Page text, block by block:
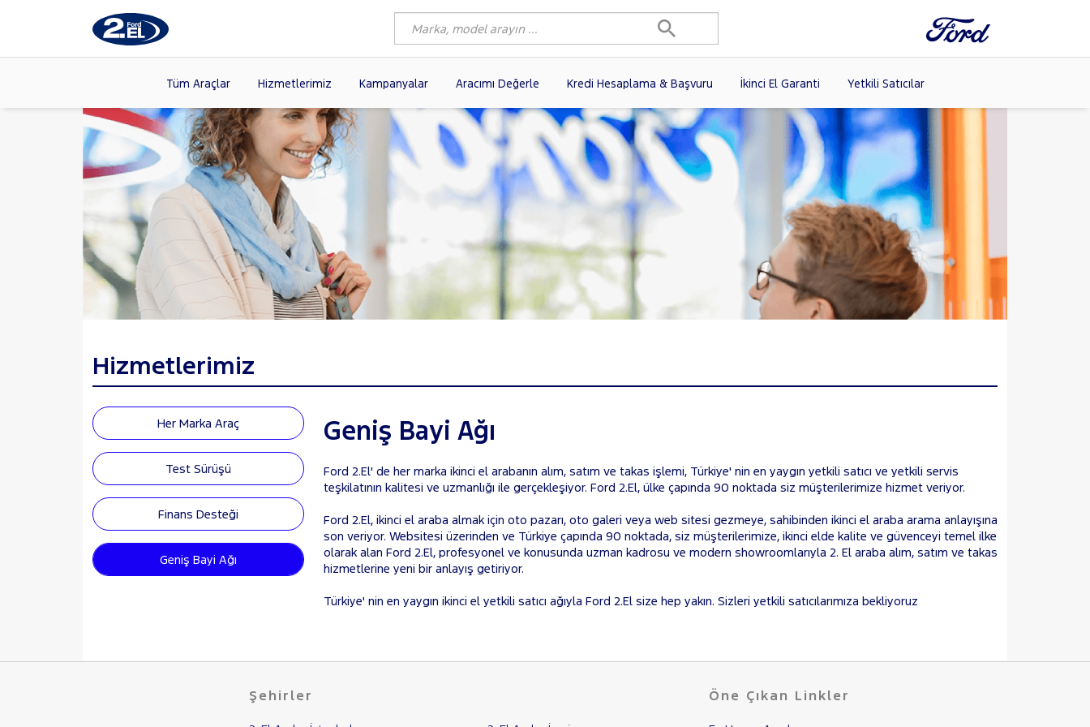
Tüm Araçlar Hizmetlerimiz Kampanyalar Aracımı Değerle Kredi Hesaplama & Başvuru İkinci El Garanti Yetkili Satıcılar
Markalar >
Modeller
>
FORD(879) FIAT (97) RENAULT(76)
VOLKSWAGEN(56) PEUGEOT(35)
HYUNDAI
CITROEN(17) TOYOTA
(14)
DACIA
KIA (12) VOLVO(11)
SKODA
(9) NISSAN
Tüm Markaları
Listele >
Hizmetlerimiz
Her Marka Araç
Test Sürüşü
Finans Desteği
Geniş Bayi Ağı
Geniş Bayi Ağı
Ford 2.El' de her marka ikinci el arabanın alım, satım ve takas işlemi, Türkiye' nin en yaygın yetkili satıcı ve yetkili servis
teşkilatının kalitesi ve uzmanlığı ile gerçekleşiyor. Ford 2.El, ülke çapında 90 noktada siz müşterilerimize hizmet veriyor.
Ford 2.El, ikinci el araba almak için oto pazarı, oto galeri veya web sitesi gezmeye, sahibinden ikinci el araba arama anlayışına
son veriyor. Websitesi üzerinden ve Türkiye çapında 90 noktada, siz müşterilerimize, ikinci elde kalite ve güvenceyi temel ilke
olarak alan Ford 2.El, profesyonel ve konusunda uzman kadrosu ve modern showroomlarıyla 2. El araba alım, satım ve takas
hizmetlerine yeni bir anlayış getiriyor.
Türkiye' nin en yaygın ikinci el yetkili satıcı ağıyla Ford 2.El size hep yakın. Sizleri yetkili satıcılarımıza bekliyoruz
Şehirler Öne Çıkan Linkler